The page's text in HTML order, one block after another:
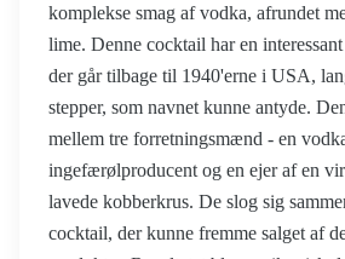
komplekse smag af vodka, afrundet
lime. Denne cocktail har en
der går tilbage til 1940'erne i USA,
stepper, som navnet kunne antyde.
mellem tre forretningsmænd - en
ingefærølproducent og en ejer af en
lavede kobberkrus. De slog sig
cocktail, der kunne fremme salget af